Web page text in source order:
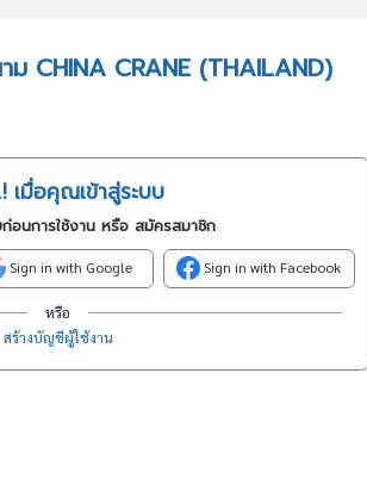
ม CHINA CRANE (THAILAND)
เมื่อคุณเข้าสู่ระบบ
อนการใช้งาน หรือ สมัครสมาชิก
Sign in with Google Sign in with Facebook
หรือ
สร้างบัญชีผู้ใช้งาน